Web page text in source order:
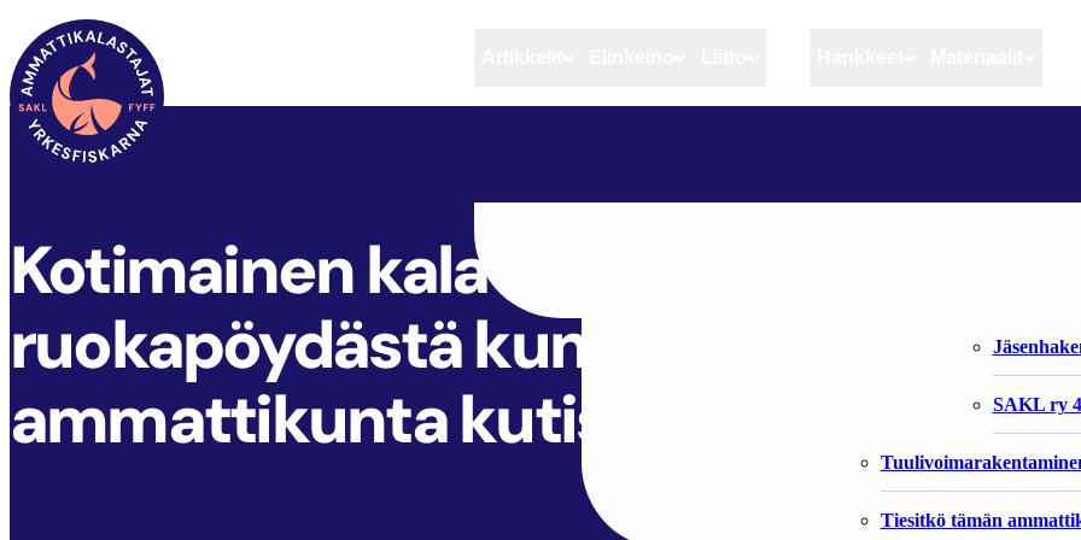
Artikkelit Elinkeino
Rannikko ja
Elinkeinokalatalouden
Kalat ja kalatalous
Vahinkoeläimet
Tiesitkö tämän
Liitto
Liiton
SAKL ry
SAKL ARTIKKELIT
Kotimainen kala katoaa
ruokapöydästä kun kalastajien
ammattikunta kutistuu